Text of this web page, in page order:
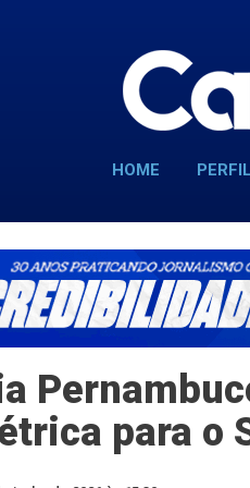
HOME PERFIL
para o